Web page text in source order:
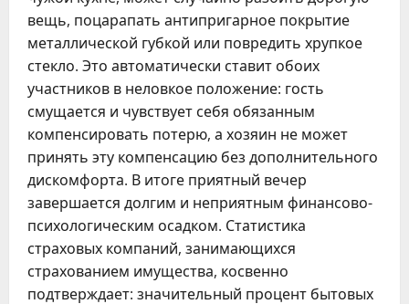
вещь, поцарапать антипригарное покрытие
металлической губкой или повредить хрупкое
стекло. Это автоматически ставит обоих
участников в неловкое положение: гость
смущается и чувствует себя обязанным
компенсировать потерю, а хозяин не может
принять эту компенсацию без дополнительного
дискомфорта. В итоге приятный вечер
завершается долгим и неприятным финансово-
психологическим осадком. Статистика
страховых компаний, занимающихся
страхованием имущества, косвенно
подтверждает: значительный процент бытовых